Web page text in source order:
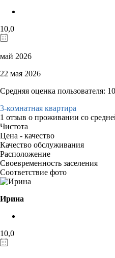
10,0
май 2026
22 мая 2026
Средняя оценка пользователя:
3-комнатная квартира
1 отзыв о проживании со
Чистота
Цена - качество
Качество обслуживания
Расположение
Своевременность заселения
Соответствие фото
Ирина
10,0